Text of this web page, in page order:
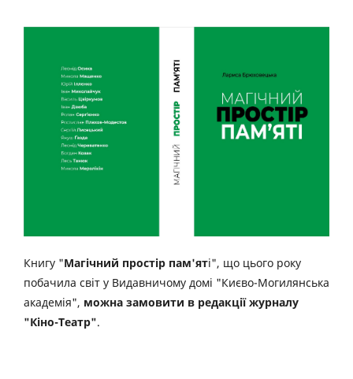
Книгу "Магічний простір пам'яті", що цього року
побачила світ у Видавничому домі "Києво-Могилянська
академія", можна замовити в редакції журналу
"Кіно-Театр".